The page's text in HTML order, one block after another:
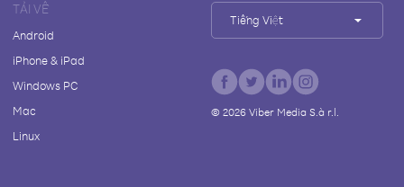
TẢI VỀ
Android
iPhone & iPad
Windows PC
Mac
Linux
Tiếng Việt
© 2026Viber Media S.à r.l.